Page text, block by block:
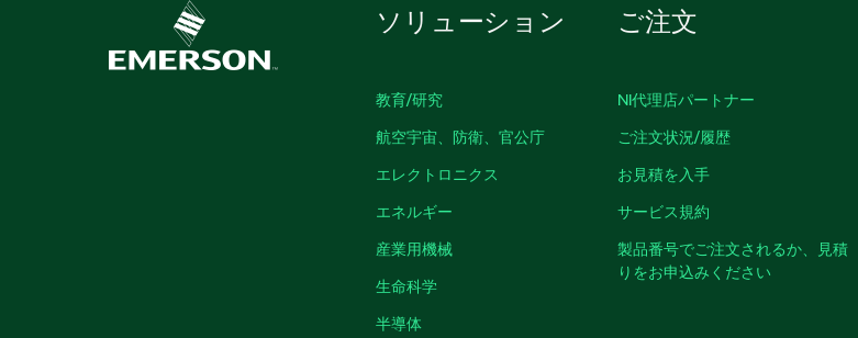
ソリューション
教育/研究
航空宇宙、防衛、官公庁
エレクトロニクス
エネルギー
産業用機械
生命科学
半導体
ご注文
NI代理店パートナー
ご注文状況/履歴
お見積を入手
サービス規約
製品番号でご注文されるか、見積
りをお申込みください